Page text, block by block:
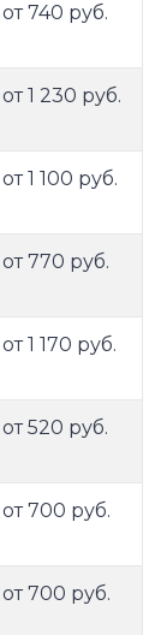
от 740 руб.
от 1 230 руб.
от 1 100 руб.
от 770 руб.
от 1 170 руб.
от 520 руб.
от 700 руб.
от 700 руб.